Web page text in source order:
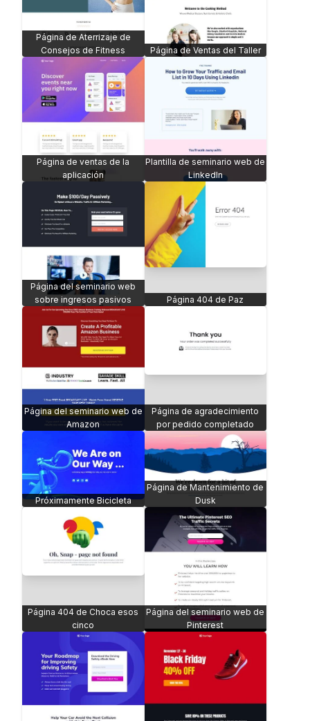
Página de Aterrizaje de
Consejos de Fitness
Página de Ventas del Taller
Página de ventas de la
aplicación
Plantilla de seminario web de
LinkedIn
Página del seminario web
sobre ingresos pasivos
Página 404 de Paz
Página del seminario web de
Amazon
Página de agradecimiento
por pedido completado
Próximamente Bicicleta
Página de Mantenimiento de
Dusk
Página 404 de Choca esos
cinco
Página del seminario web de
Pinterest